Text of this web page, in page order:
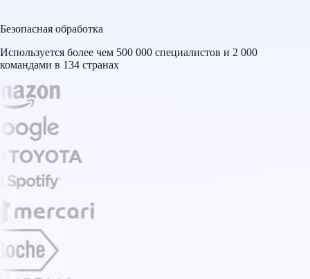
Безопасная обработка
Используется более чем 500 000 специалистов и 2 000
командами в 134 странах